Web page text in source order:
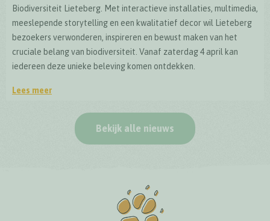
Biodiversiteit Lieteberg. Met interactieve installaties, multimedia,
meeslepende storytelling en een kwalitatief decor wil Lieteberg
bezoekers verwonderen, inspireren en bewust maken van het
cruciale belang van biodiversiteit. Vanaf zaterdag 4 april kan
iedereen deze unieke beleving komen ontdekken.
Lees meer
Bekijk alle nieuws